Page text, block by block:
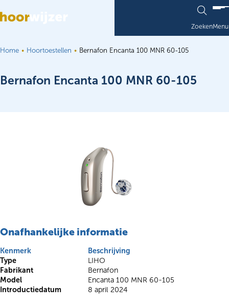
ZoekenMenu
Home Hoortoestellen Bernafon Encanta 100 MNR 60-105
Bernafon Encanta 100 MNR 60-105
Onafhankelijke informatie
Kenmerk
Beschrijving
Type
LIHO
Fabrikant
Bernafon
Model
Encanta 100 MNR 60-105
Introductiedatum
8 april 2024